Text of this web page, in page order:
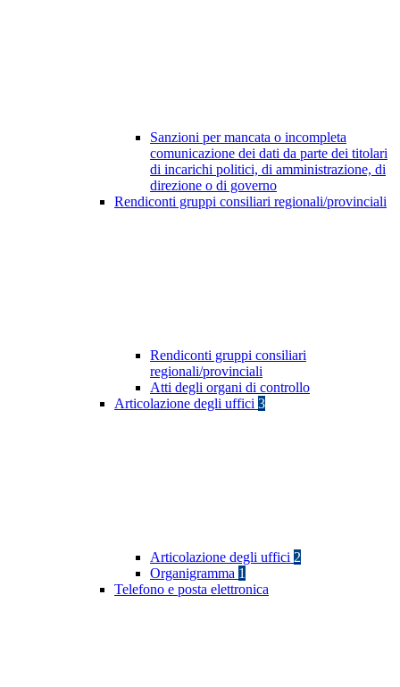
Sanzioni per mancata o incompleta
comunicazione dei dati da parte dei titolari
di incarichi politici, di amministrazione, di
direzione o di governo
Rendiconti gruppi consiliari regionali/provinciali
Rendiconti gruppi consiliari
regionali/provinciali
Atti degli organi di controllo
Articolazione degli uffici 3
Articolazione degli uffici 2
Organigramma 1
Telefono e posta elettronica